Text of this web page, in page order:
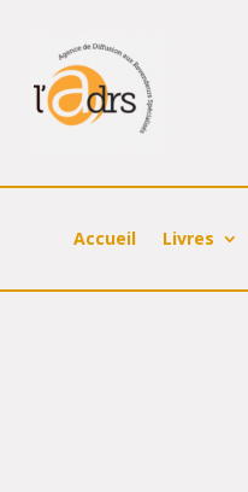
Accueil Livres